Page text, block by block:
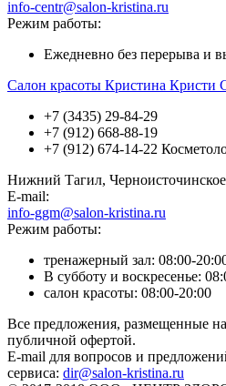
info-centr@salon-kristina.ru
Режим работы:
Ежедневно без перерыва и
Салон красоты Кристина Кристи
+7 (3435) 29-84-29
+7 (912) 668-88-19
+7 (912) 674-14-22
Нижний Тагил,
E-mail:
info-ggm@salon-kristina.ru
Режим работы:
тренажерный зал: 08:00-
В субботу и воскресенье:
салон красоты: 08:00-20:00
Все предложения, размещенные
публичной офертой.
E-mail для вопросов и
сервиса: dir@salon-kristina.ru